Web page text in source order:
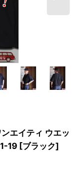
エイティ ウエッ
19 [ブラック]